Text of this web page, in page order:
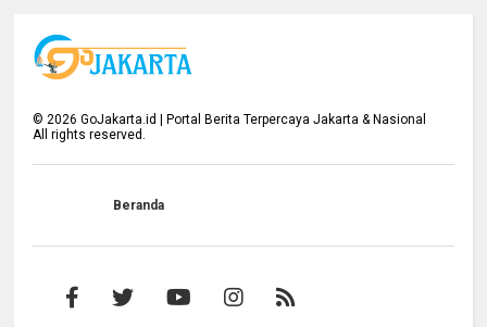
©2026 GoJakarta.id | Portal Berita Terpercaya Jakarta & Nasional
All rights reserved.
Beranda